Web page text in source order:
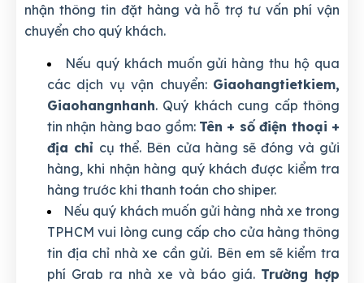
nhận thông tin đặt hàng và hỗ trợ tư vấn phí vận
chuyển cho quý khách.
Nếu quý khách muốn gửi hàng thu hộ qua
các dịch vụ vận chuyển: Giaohangtietkiem,
Giaohangnhanh. Quý khách cung cấp thông
tin nhận hàng bao gồm: Tên + số điện thoại +
địa chỉ cụ thể. Bên cửa hàng sẽ đóng và gửi
hàng, khi nhận hàng quý khách được kiểm tra
hàng trước khi thanh toán cho shiper.
Nếu quý khách muốn gửi hàng nhà xe trong
TPHCM vui lòng cung cấp cho cửa hàng thông
tin địa chỉ nhà xe cần gửi. Bên em sẽ kiểm tra
phí Grab ra nhà xe và báo giá. Trường hợp